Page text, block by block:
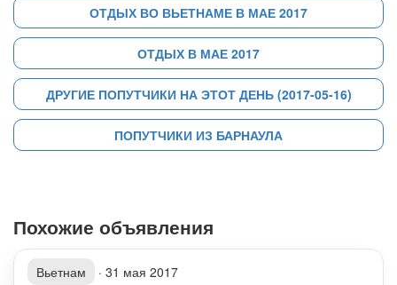
ОТДЫХ ВО ВЬЕТНАМЕ В МАЕ 2017
ОТДЫХ В МАЕ 2017
ДРУГИЕ ПОПУТЧИКИ НА ЭТОТ ДЕНЬ (2017-05-16)
ПОПУТЧИКИ ИЗ БАРНАУЛА
Похожие объявления
Вьетнам · 31 мая 2017